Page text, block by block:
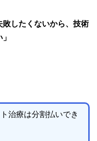
敗したくないから、技術
治療は分割払いでき